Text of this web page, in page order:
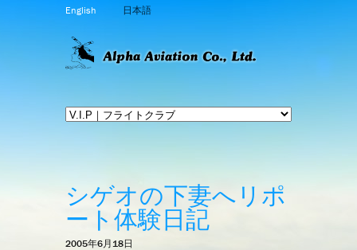
English 日本語
シゲオの下妻へリポ
ート体験日記
2005年6月18日